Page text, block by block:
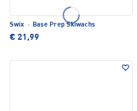
Swix · Base Prep Skiwachs
€ 21,99